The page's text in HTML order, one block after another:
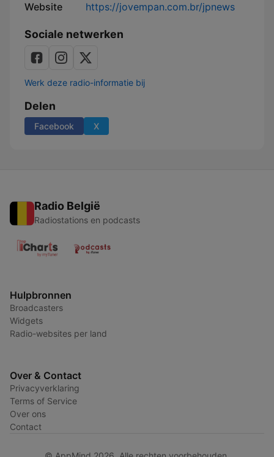
Website https://jovempan.com.br/jpnews
Sociale netwerken
Werk deze radio-informatie bij
Delen
Facebook X
Radio België
Radiostations en podcasts
Hulpbronnen
Broadcasters
Widgets
Radio-websites per land
Over & Contact
Privacyverklaring
Terms of Service
Over ons
Contact